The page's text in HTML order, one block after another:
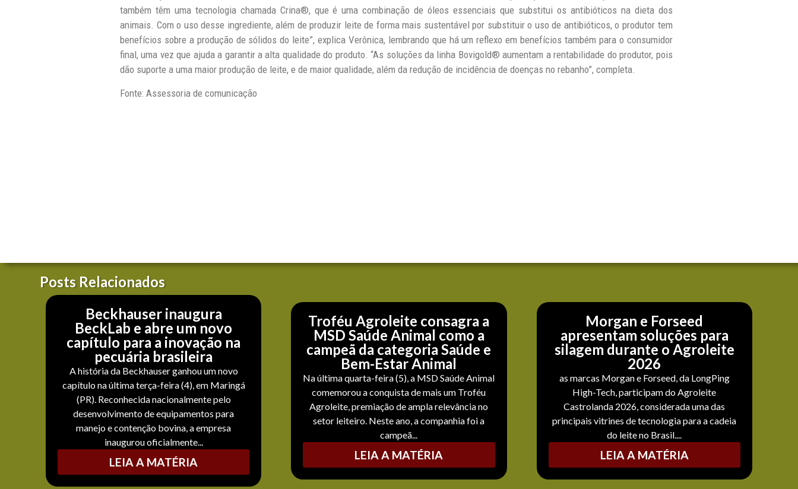
também têm uma tecnologia chamada Crina®, que é uma combinação de óleos essenciais que substitui os antibióticos na dieta dos
animais. Com o uso desse ingrediente, além de produzir leite de forma mais sustentável por substituir o uso de antibióticos, o produtor tem
benefícios sobre a produção de sólidos do leite”, explica Verônica, lembrando que há um reflexo em benefícios também para o consumidor
final, uma vez que ajuda a garantir a alta qualidade do produto. “As soluções da linha Bovigold® aumentam a rentabilidade do produtor, pois
dão suporte a uma maior produção de leite, e de maior qualidade, além da redução de incidência de doenças no rebanho”, completa.
Fonte: Assessoria de comunicação
Posts Relacionados
Beckhauser inaugura
BeckLab e abre um novo
capítulo para a inovação na
pecuária brasileira
A história da Beckhauser ganhou um novo
capítulo na última terça-feira (4), em Maringá
(PR). Reconhecida nacionalmente pelo
desenvolvimento de equipamentos para
manejo e contenção bovina, a empresa
inaugurou oficialmente...
LEIA A MATÉRIA
Troféu Agroleite consagra a
MSD Saúde Animal como a
campeã da categoria Saúde e
Bem-Estar Animal
Na última quarta-feira (5), a MSD Saúde Animal
comemorou a conquista de mais um Troféu
Agroleite, premiação de ampla relevância no
setor leiteiro. Neste ano, a companhia foi a
campeã...
LEIA A MATÉRIA
Morgan e Forseed
apresentam soluções para
silagem durante o Agroleite
2026
as marcas Morgan e Forseed, da LongPing
High-Tech, participam do Agroleite
Castrolanda 2026, considerada uma das
principais vitrines de tecnologia para a cadeia
do leite no Brasil....
LEIA A MATÉRIA